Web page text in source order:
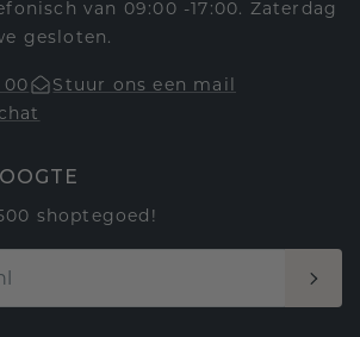
van 09:00 -17:00. Zaterdag
gesloten.
00
Stuur ons een mail
shoptegoed!